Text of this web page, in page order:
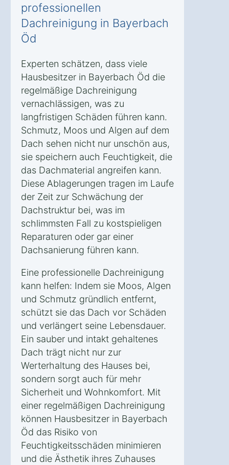
professionellen
Dachreinigung in Bayerbach
Öd
Experten schätzen, dass viele
Hausbesitzer in Bayerbach Öd die
regelmäßige Dachreinigung
vernachlässigen, was zu
langfristigen Schäden führen kann.
Schmutz, Moos und Algen auf dem
Dach sehen nicht nur unschön aus,
sie speichern auch Feuchtigkeit, die
das Dachmaterial angreifen kann.
Diese Ablagerungen tragen im Laufe
der Zeit zur Schwächung der
Dachstruktur bei, was im
schlimmsten Fall zu kostspieligen
Reparaturen oder gar einer
Dachsanierung führen kann.
Eine professionelle Dachreinigung
kann helfen: Indem sie Moos, Algen
und Schmutz gründlich entfernt,
schützt sie das Dach vor Schäden
und verlängert seine Lebensdauer.
Ein sauber und intakt gehaltenes
Dach trägt nicht nur zur
Werterhaltung des Hauses bei,
sondern sorgt auch für mehr
Sicherheit und Wohnkomfort. Mit
einer regelmäßigen Dachreinigung
können Hausbesitzer in Bayerbach
Öd das Risiko von
Feuchtigkeitsschäden minimieren
und die Ästhetik ihres Zuhauses